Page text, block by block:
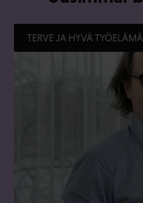
TERVE JA HYVÄ TYÖELÄMÄ